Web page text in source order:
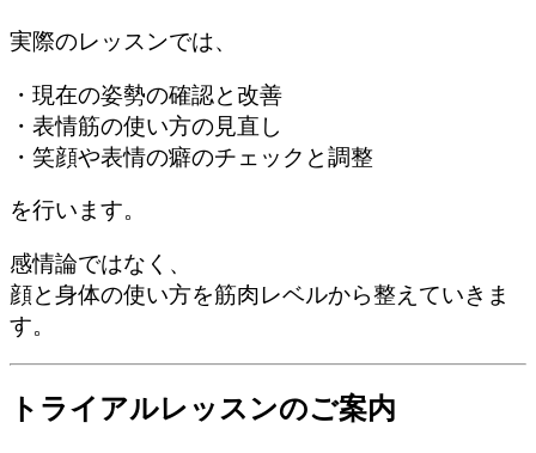
実際のレッスンでは、
・現在の姿勢の確認と改善
・表情筋の使い方の見直し
・笑顔や表情の癖のチェックと調整
を行います。
感情論ではなく、
顔と身体の使い方を筋肉レベルから整えていきま
す。
トライアルレッスンのご案内